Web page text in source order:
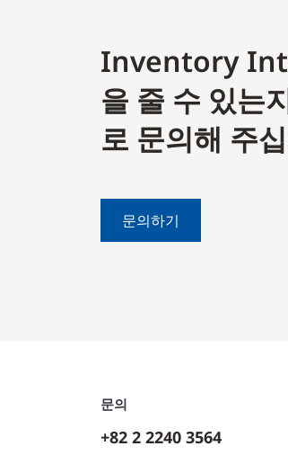
Inventory
을 줄 수 있는
로 문의해 주
문의하기
문의
+82 2 2240 3564